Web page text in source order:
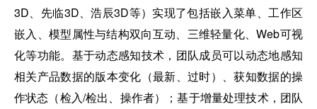
3D、先临3D、浩辰3D等）实现了包括嵌入菜单、工作区
嵌入、模型属性与结构双向互动、三维轻量化、Web可视
化等功能。基于动态感知技术，团队成员可以动态地感知
相关产品数据的版本变化（最新、过时）、获知数据的操
作状态（检入/检出、操作者）；基于增量处理技术，团队